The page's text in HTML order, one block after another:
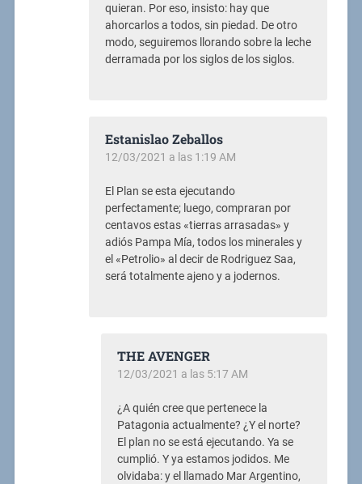
quieran. Por eso, insisto: hay que
ahorcarlos a todos, sin piedad. De otro
modo, seguiremos llorando sobre la leche
derramada por los siglos de los siglos.
Estanislao Zeballos
12/03/2021 a las 1:19 AM
El Plan se esta ejecutando
perfectamente; luego, compraran por
centavos estas «tierras arrasadas» y
adiós Pampa Mía, todos los minerales y
el «Petrolio» al decir de Rodriguez Saa,
será totalmente ajeno y a jodernos.
THE AVENGER
12/03/2021 a las 5:17 AM
¿A quién cree que pertenece la
Patagonia actualmente? ¿Y el norte?
El plan no se está ejecutando. Ya se
cumplió. Y ya estamos jodidos. Me
olvidaba: y el llamado Mar Argentino,